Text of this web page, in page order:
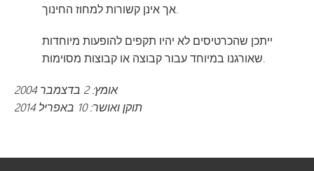
אך אינן קשורות למחוז החינוך.
ייתכן שהכרטיסים לא יהיו תקפים להופעות מיוחדות
שאורגנו במיוחד עבור קבוצה או קבוצות מסוימות.
אומץ: 2 בדצמבר 2004
תוקן ואושר: 10 באפריל 2014